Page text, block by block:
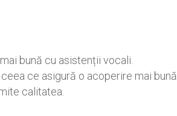
bună cu asistenții vocali.
ce asigură o acoperire mai bună.
calitatea.